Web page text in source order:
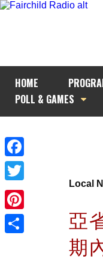
HOME
POLL & GAMES
Facebook
Twitter
Pinterest
Local
亞
期